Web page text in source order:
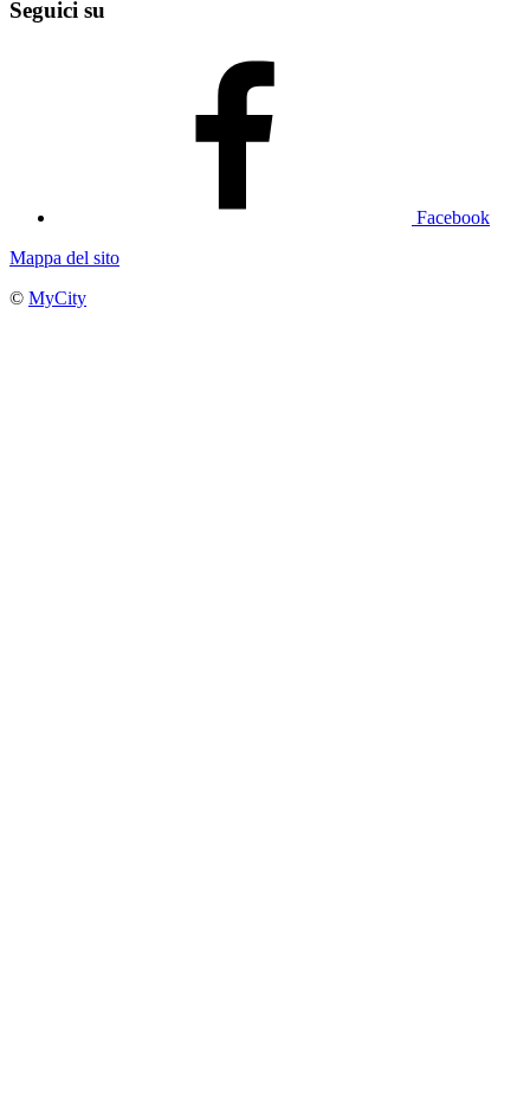
Seguici su
Facebook
Mappa del sito
© MyCity